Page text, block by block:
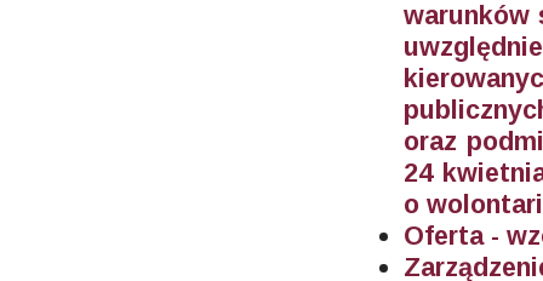
warunków
oraz
24
o
Oferta -